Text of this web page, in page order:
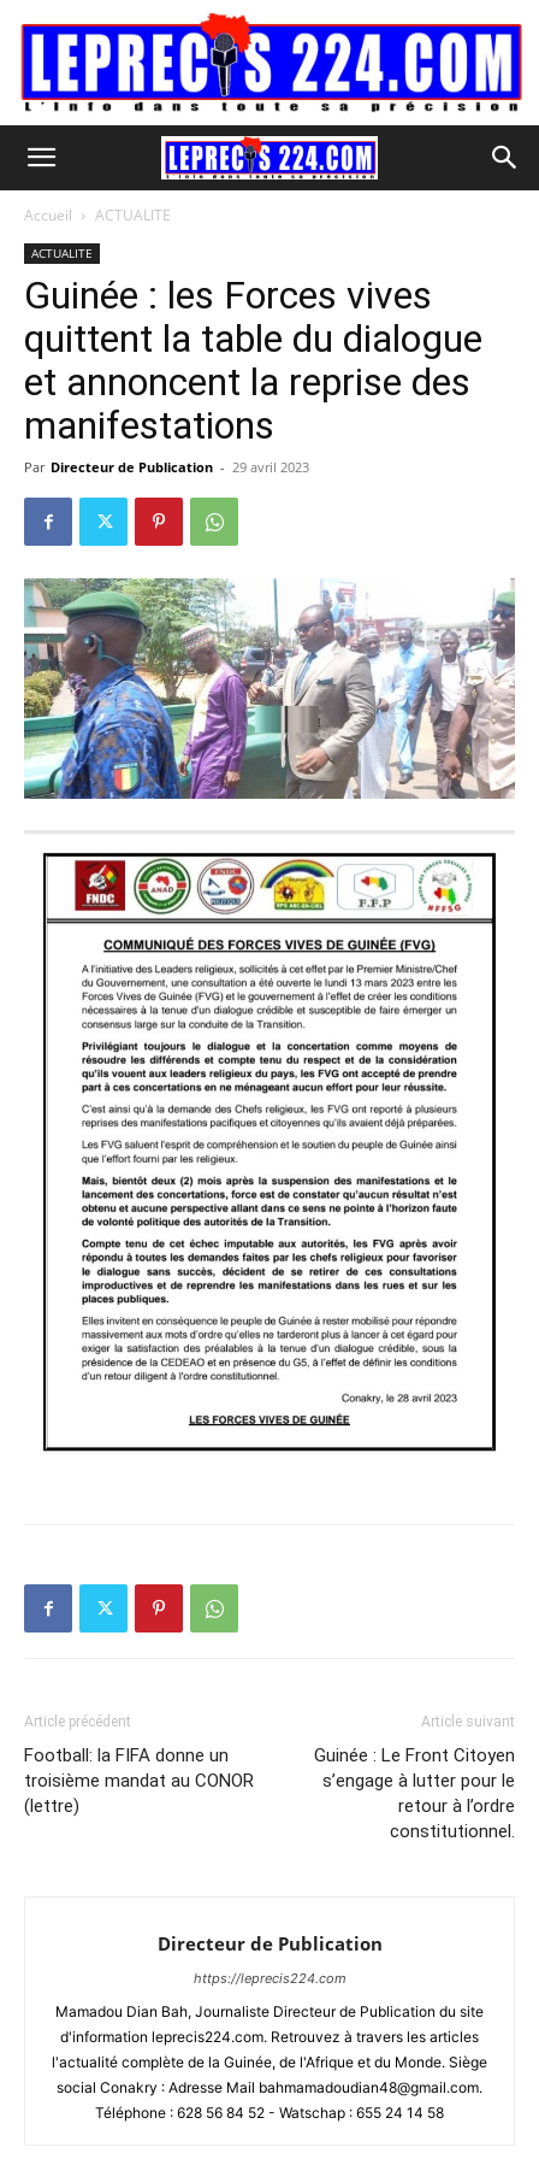
Accueil ACTUALITE
ACTUALITE
Guinée : les Forces vives
quittent la table du dialogue
et annoncent la reprise des
manifestations
Par Directeur de Publication - 29 avril 2023
Article précédent
Football: la FIFA donne un
troisième mandat au CONOR
(lettre)
Article suivant
Guinée : Le Front Citoyen
s’engage à lutter pour le
retour à l’ordre
constitutionnel.
Directeur de Publication
https://leprecis224.com
Mamadou Dian Bah, Journaliste Directeur de Publication du site
d'information leprecis224.com. Retrouvez à travers les articles
l'actualité complète de la Guinée, de l'Afrique et du Monde. Siège
social Conakry : Adresse Mail bahmamadoudian48@gmail.com.
Téléphone : 628 56 84 52 - Watschap : 655 24 14 58